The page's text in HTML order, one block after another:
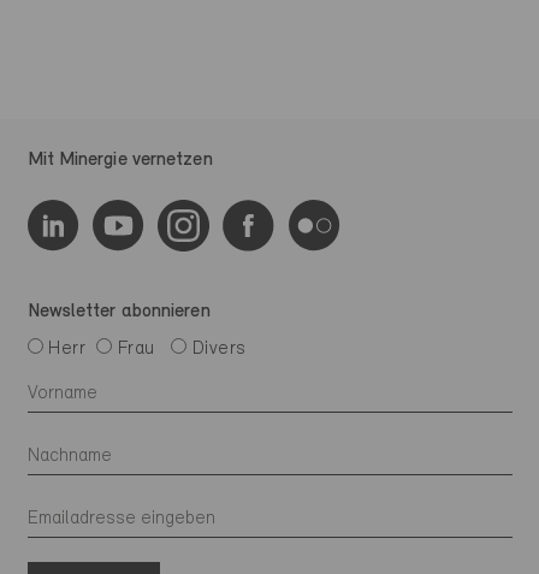
Mit Minergie vernetzen
Newsletter abonnieren
Herr
Frau Divers